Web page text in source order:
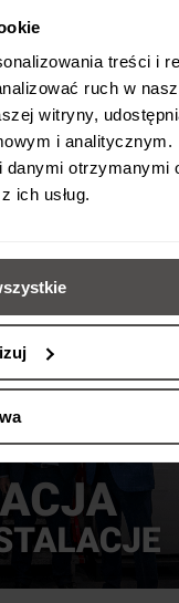
treści i
ruch w
witryny,
i analitycznym.
danymi otrzymanymi
ich usług.